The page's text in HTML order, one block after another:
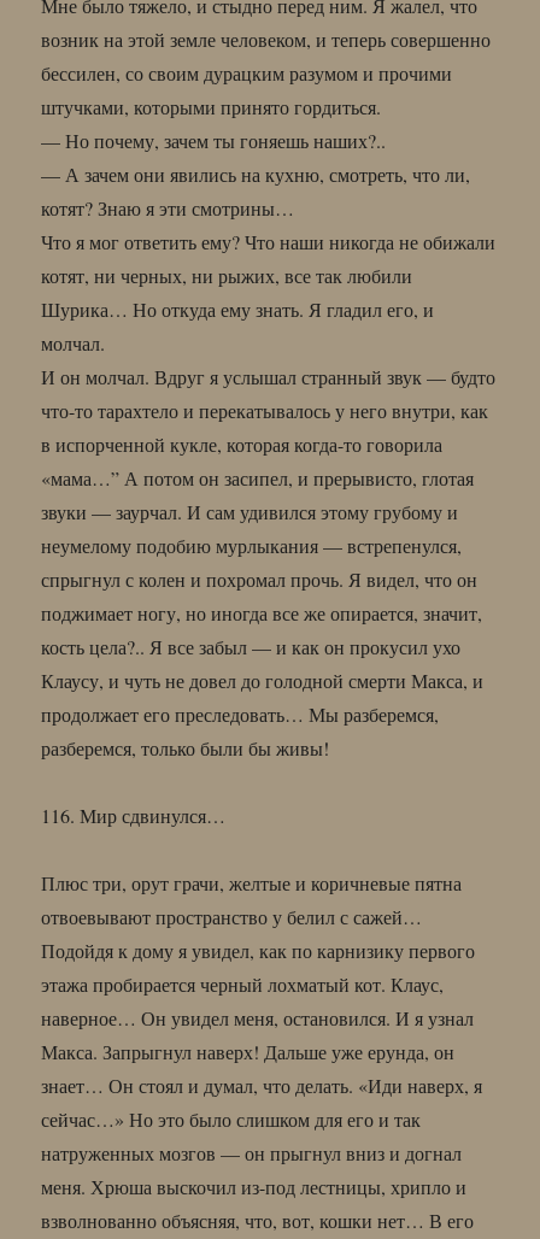
Мне было тяжело, и стыдно перед ним. Я жалел, что
возник на этой земле человеком, и теперь совершенно
бессилен, со своим дурацким разумом и прочими
штучками, которыми принято гордиться.
— Но почему, зачем ты гоняешь наших?..
— А зачем они явились на кухню, смотреть, что ли,
котят? Знаю я эти смотрины…
Что я мог ответить ему? Что наши никогда не обижали
котят, ни черных, ни рыжих, все так любили
Шурика… Но откуда ему знать. Я гладил его, и
молчал.
И он молчал. Вдруг я услышал странный звук — будто
что-то тарахтело и перекатывалось у него внутри, как
в испорченной кукле, которая когда-то говорила
«мама…” А потом он засипел, и прерывисто, глотая
звуки — заурчал. И сам удивился этому грубому и
неумелому подобию мурлыкания — встрепенулся,
спрыгнул с колен и похромал прочь. Я видел, что он
поджимает ногу, но иногда все же опирается, значит,
кость цела?.. Я все забыл — и как он прокусил ухо
Клаусу, и чуть не довел до голодной смерти Макса, и
продолжает его преследовать… Мы разберемся,
разберемся, только были бы живы!
116. Мир сдвинулся…
Плюс три, орут грачи, желтые и коричневые пятна
отвоевывают пространство у белил с сажей…
Подойдя к дому я увидел, как по карнизику первого
этажа пробирается черный лохматый кот. Клаус,
наверное… Он увидел меня, остановился. И я узнал
Макса. Запрыгнул наверх! Дальше уже ерунда, он
знает… Он стоял и думал, что делать. «Иди наверх, я
сейчас…» Но это было слишком для его и так
натруженных мозгов — он прыгнул вниз и догнал
меня. Хрюша выскочил из-под лестницы, хрипло и
взволнованно объясняя, что, вот, кошки нет… В его